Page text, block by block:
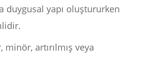
duygusal yapı oluştururken
artırılmış veya